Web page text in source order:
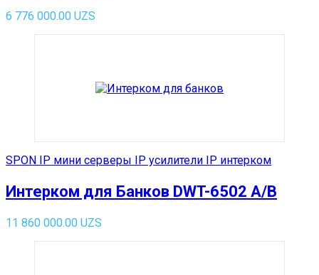
6 776 000.00 UZS
SPON IP мини серверы IP усилители IP интерком
Интерком для Банков DWT-6502 A/B
11 860 000.00 UZS